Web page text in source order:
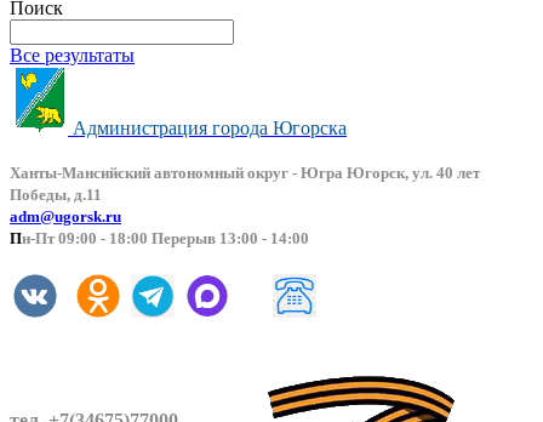
Поиск
Все результаты
Администрация города Югорска
Ханты-Мансийский автономный округ - Югра Югорск, ул. 40 лет
Победы, д.11
adm@ugorsk.ru
Пн-Пт 09:00 - 18:00 Перерыв 13:00 - 14:00